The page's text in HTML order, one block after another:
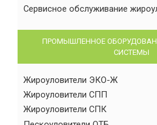
Сервисное обслуживание
ПРОМЫШЛЕННОЕ
СИСТЕМЫ
Жироуловители ЭКО-Ж
Жироуловители СПП
Жироуловители СПК